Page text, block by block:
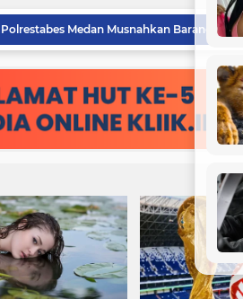
Pemko Tebingtinggi Komitmen